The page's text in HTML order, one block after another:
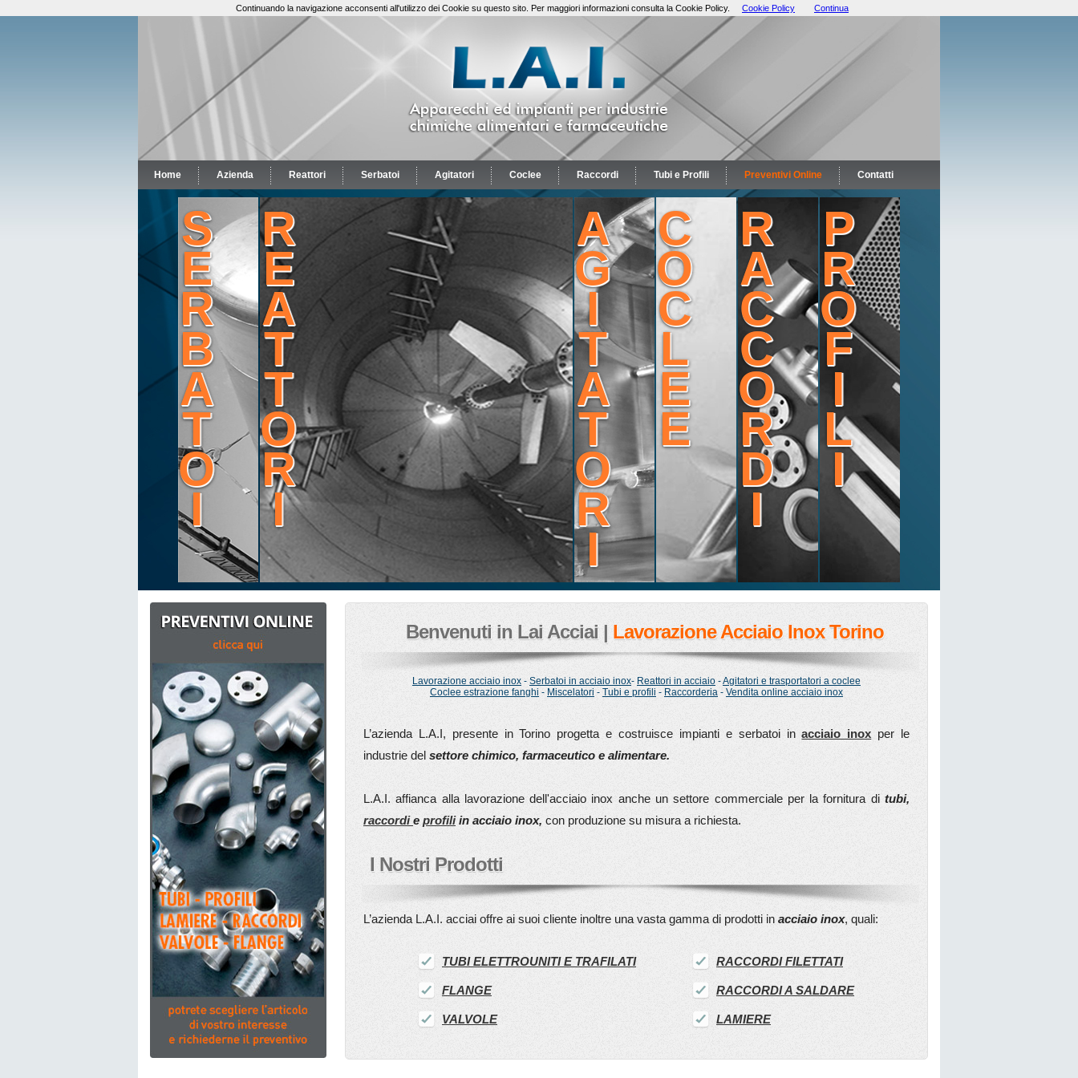
Home Azienda Reattori Serbatoi Agitatori Coclee Raccordi Tubi e Profili Preventivi Online Contatti
S
E
R
B
A
T
O
I
R
E
A
T
T
O
R
I
A
G
I
T
A
T
O
R
I
C
O
C
L
E
E
R
A
C
C
O
R
D
I
P
R
O
F
I
L
I
Benvenuti in Lai Acciai | Lavorazione Acciaio Inox Torino
Lavorazione acciaio inox - Serbatoi in acciaio inox- Reattori in acciaio -Agitatori e trasportatori a coclee
Coclee estrazione fanghi - Miscelatori - Tubi e profili - Raccorderia - Vendita online acciaio inox
L’azienda L.A.I, presente in Torino progetta e costruisce impianti e serbatoi inacciaio inox per le
industrie del settore chimico, farmaceutico e alimentare.
L.A.I. affianca alla lavorazione dell'acciaio inox anche un settore commerciale per la fornitura di tubi,
raccordie profiliin acciaio inox, con produzione su misura a richiesta.
I Nostri Prodotti
L’azienda L.A.I. acciai offre ai suoi cliente inoltre una vasta gamma di prodotti in acciaio inox, quali:
TUBI ELETTROUNITI E TRAFILATI
FLANGE
VALVOLE
RACCORDI FILETTATI
RACCORDI A SALDARE
LAMIERE
Continuando la navigazione acconsenti all'utilizzo dei Cookie su questo sito. Per maggiori informazioni consulta la Cookie Policy. Cookie Policy Continua